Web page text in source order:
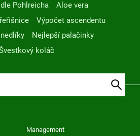
Pohlreicha
Aloe vera
Výpočet ascendentu
Nejlepší palačinky
koláč
Management